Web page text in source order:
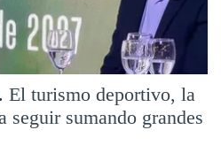
El turismo deportivo, la
seguir sumando grandes